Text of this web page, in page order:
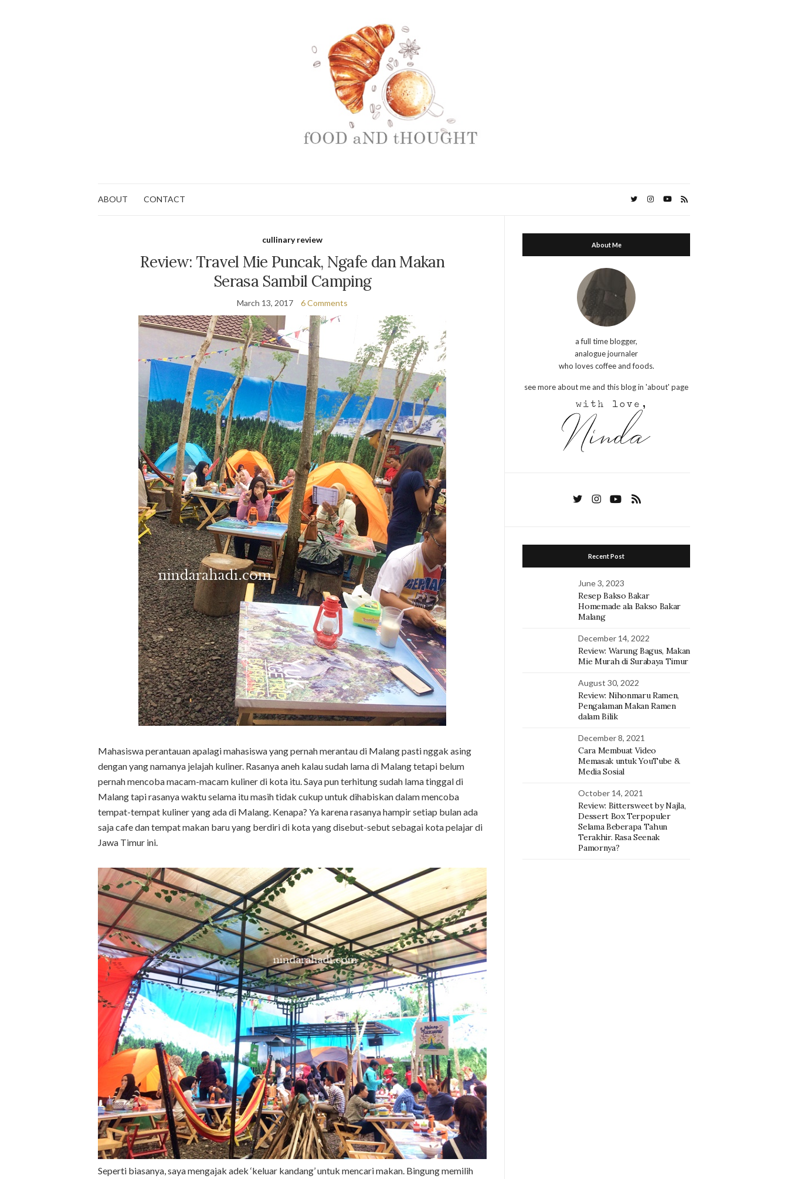
ABOUT CONTACT
cullinary review
Review: Travel Mie Puncak, Ngafe dan Makan
Serasa Sambil Camping
March 13, 2017 6 Comments
Mahasiswa perantauan apalagi mahasiswa yang pernah merantau di Malang pasti nggak asing
dengan yang namanya jelajah kuliner. Rasanya aneh kalau sudah lama di Malang tetapi belum
pernah mencoba macam-macam kuliner di kota itu. Saya pun terhitung sudah lama tinggal di
Malang tapi rasanya waktu selama itu masih tidak cukup untuk dihabiskan dalam mencoba
tempat-tempat kuliner yang ada di Malang. Kenapa? Ya karena rasanya hampir setiap bulan ada
saja cafe dan tempat makan baru yang berdiri di kota yang disebut-sebut sebagai kota pelajar di
Jawa Timur ini.
Seperti biasanya, saya mengajak adek ‘keluar kandang’ untuk mencari makan. Bingung memilih
About Me
a full time blogger,
analogue journaler
who loves coffee and foods.
see more about me and this blog in 'about' page
Recent Post
June 3, 2023
Resep Bakso Bakar
Homemade ala Bakso Bakar
Malang
December 14, 2022
Review: Warung Bagus, Makan
Mie Murah di Surabaya Timur
August 30, 2022
Review: Nihonmaru Ramen,
Pengalaman Makan Ramen
dalam Bilik
December 8, 2021
Cara Membuat Video
Memasak untuk YouTube &
Media Sosial
October 14, 2021
Review: Bittersweet by Najla,
Dessert Box Terpopuler
Selama Beberapa Tahun
Terakhir. Rasa Seenak
Pamornya?